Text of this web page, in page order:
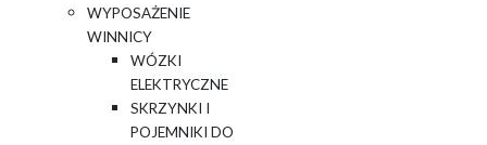
WYPOSAŻENIE
WINNICY
WÓZKI
ELEKTRYCZNE
SKRZYNKI I
POJEMNIKI DO